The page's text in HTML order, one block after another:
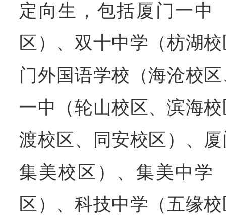
定向生，包括厦门一中
区）、双十中学（枋湖
门外国语学校（海沧校
一中（轮山校区、滨海
渡校区、同安校区）、
集美校区）、集美中学
区）、科技中学（五缘